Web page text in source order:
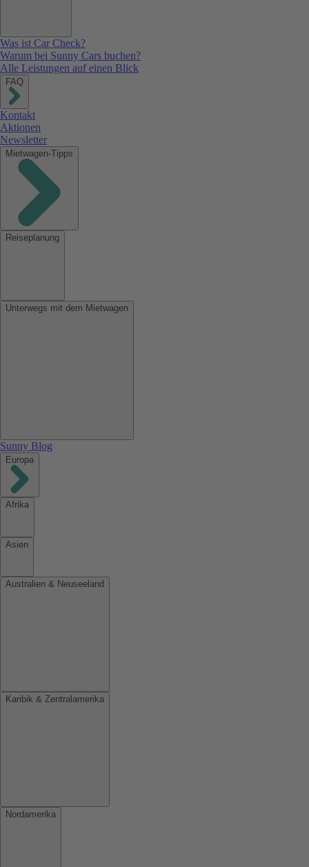
Was ist Car Check?
Warum bei Sunny Cars buchen?
Alle Leistungen auf einen Blick
FAQ
Kontakt
Aktionen
Newsletter
Mietwagen-Tipps
Reiseplanung
Unterwegs mit dem Mietwagen
Sunny Blog
Europa
Afrika
Asien
Australien & Neuseeland
Karibik & Zentralamerika
Nordamerika